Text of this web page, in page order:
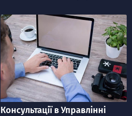
Реєстрація
категорія
Консультації в Управлінні